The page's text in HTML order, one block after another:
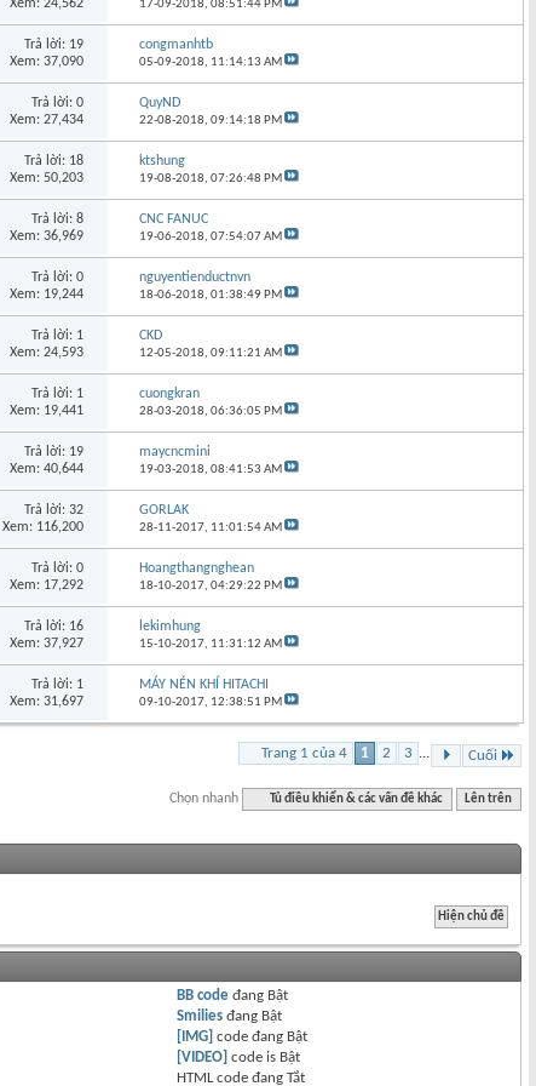
Xem: 24,562 17-09-2018,08:51:44 PM
Trả lời: 19
Xem: 37,090
congmanhtb
05-09-2018, 11:14:13 AM
Trả lời: 0
Xem: 27,434
QuyND
22-08-2018,09:14:18 PM
Trả lời: 18
Xem: 50,203
ktshung
19-08-2018,07:26:48 PM
Trả lời: 8
Xem: 36,969
CNC FANUC
19-06-2018,07:54:07 AM
Trả lời: 0
Xem: 19,244
nguyentienductnvn
18-06-2018,01:38:49 PM
Trả lời: 1
Xem: 24,593
CKD
12-05-2018,09:11:21 AM
Trả lời: 1
Xem: 19,441
cuongkran
28-03-2018,06:36:05 PM
Trả lời: 19
Xem: 40,644
maycncmini
19-03-2018,08:41:53 AM
Trả lời: 32
Xem: 116,200
GORLAK
28-11-2017, 11:01:54 AM
Trả lời: 0
Xem: 17,292
Hoangthangnghean
18-10-2017,04:29:22 PM
Trả lời: 16
Xem: 37,927
lekimhung
15-10-2017, 11:31:12 AM
Trả lời: 1
Xem: 31,697
MÁY NÉN KHÍ HITACHI
09-10-2017, 12:38:51 PM
Trang 1 của 4 1 2 3 ... Cuối
Chọn nhanh Tủ điều khiển & các vấn đề khác Lên trên
BB code đang Bật
Smilies đang Bật
[IMG] code đang Bật
[VIDEO] code is Bật
HTML code đangTắt